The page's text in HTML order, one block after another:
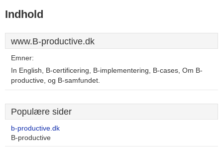
Indhold
www.B-productive.dk
Emner:
In English, B-certificering, B-implementering, B-cases, Om B-
productive, og B-samfundet.
Populære sider
b-productive.dk
B-productive